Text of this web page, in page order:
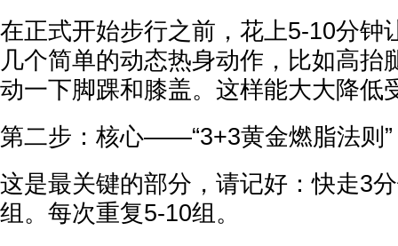
在正式开始步行之前，花上5-10分钟
几个简单的动态热身动作，比如高抬
动一下脚踝和膝盖。这样能大大降低
第二步：核心——“3+3黄金燃脂法则”
这是最关键的部分，请记好：快走3
组。每次重复5-10组。